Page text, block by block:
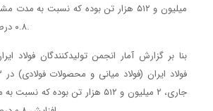
میلیون و ۵۱۲ هزار تن بوده که نسبت به
۰.۸ درصدی را نشان می‌دهد.
جاری، ۲ میلیون و ۵۱۲ هزار تن بوده